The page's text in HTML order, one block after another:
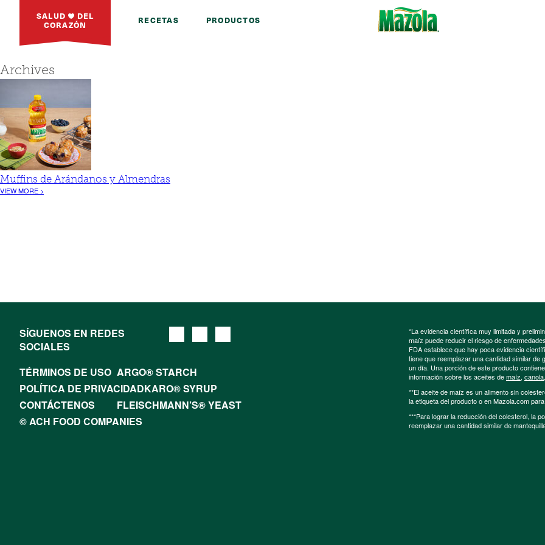
SALUD DEL
CORAZÓN RECETAS PRODUCTOS
Archives
Muffins de Arándanos y Almendras
VIEW MORE >
SÍGUENOS EN REDES
SOCIALES
TÉRMINOS DE USO ARGO® STARCH
POLÍTICA DE PRIVACIDADKARO® SYRUP
CONTÁCTENOS
FLEISCHMANN’S® YEAST
© ACH FOOD COMPANIES
*La evidencia científica muy limitada y
maíz puede reducir el riesgo de
FDA establece que hay poca evidencia
tiene que reemplazar una cantidad similar
un día. Una porción de este producto
información sobre los aceites demaíz, canola,
**El aceite de maíz es un alimento sin
la etiqueta del producto o en Mazola.com
***Para lograr la reducción del colesterol, la
reemplazar una cantidad similar de